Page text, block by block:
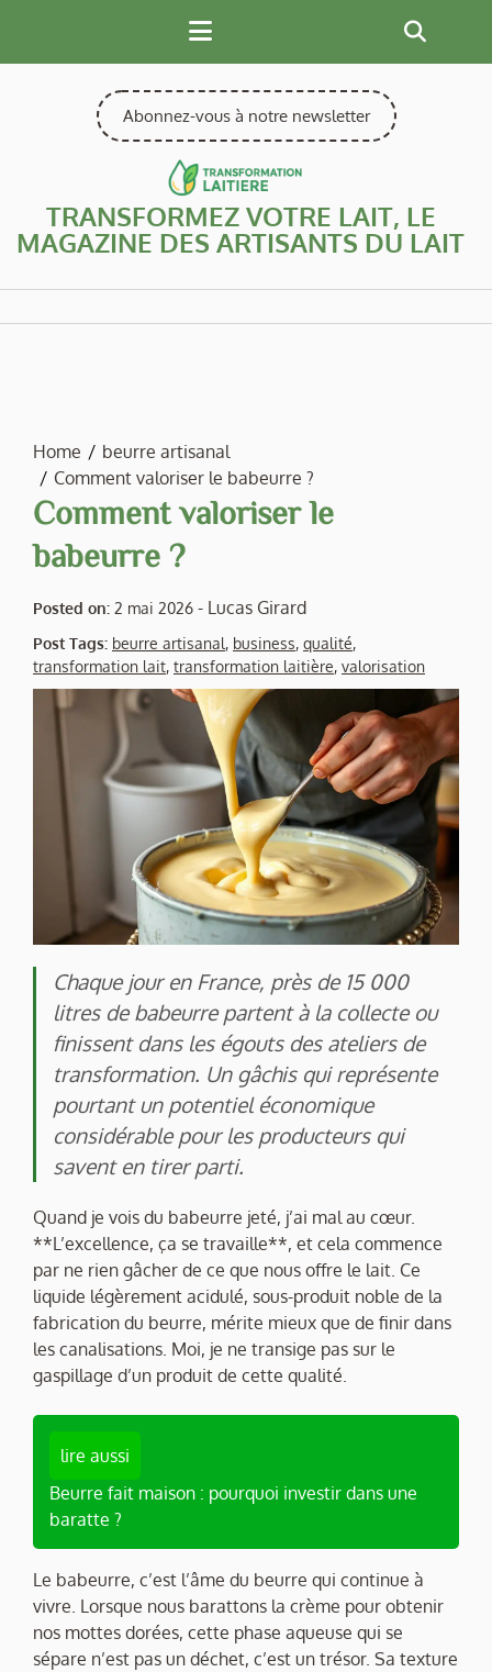
content
Abonnez-vous à notre newsletter
TRANSFORMEZ VOTRE LAIT, LE
MAGAZINE DES ARTISANTS DU LAIT
Home
beurre artisanal
Comment valoriser le babeurre ?
Comment valoriser le
babeurre ?
Posted on: 2 mai 2026 - Lucas Girard
Post Tags: beurre artisanal, business, qualité,
transformation lait, transformation laitière, valorisation
Chaque jour en France, près de 15 000
litres de babeurre partent à la collecte ou
finissent dans les égouts des ateliers de
transformation. Un gâchis qui représente
pourtant un potentiel économique
considérable pour les producteurs qui
savent en tirer parti.
Quand je vois du babeurre jeté, j’ai mal au cœur.
**L’excellence, ça se travaille**, et cela commence
par ne rien gâcher de ce que nous offre le lait. Ce
liquide légèrement acidulé, sous-produit noble de la
fabrication du beurre, mérite mieux que de finir dans
les canalisations. Moi, je ne transige pas sur le
gaspillage d’un produit de cette qualité.
lire aussi
Beurre fait maison : pourquoi investir dans une
baratte ?
Le babeurre, c’est l’âme du beurre qui continue à
vivre. Lorsque nous barattons la crème pour obtenir
nos mottes dorées, cette phase aqueuse qui se
sépare n’est pas un déchet, c’est un trésor. Sa texture